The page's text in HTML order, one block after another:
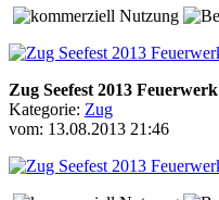
Zug Seefest 2013 Feuerwerk
Kategorie: Zug
vom: 13.08.2013 21:46